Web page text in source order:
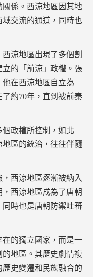
係。西涼地區因其地
交流的通道，同時也
涼地區出現了多個割
的「前涼」政權。張
在西涼地區自立為
約70年，直到被前秦
政權所控制，如北
區的統治，往往伴隨
西涼地區逐漸被納入
西涼地區成為了唐朝
時也是唐朝防禦吐蕃
的獨立國家，而是一
地區。其歷史劇情複
史變遷和民族融合的